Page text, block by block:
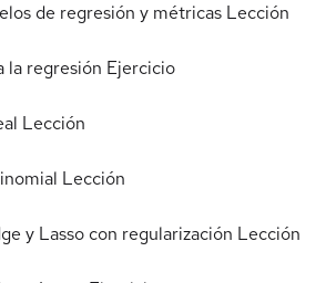
de regresión y métricas Lección
la regresión Ejercicio
Lección
Lección
y Lasso con regularización Lección